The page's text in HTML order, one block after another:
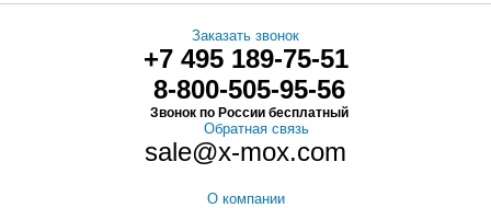
Заказать звонок
+7 495 189-75-51
8-800-505-95-56
Звонок по России бесплатный
Обратная связь
sale@x-mox.com
О компании